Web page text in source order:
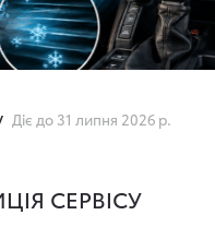
Діє до 31 липня 2026 р.
СЕРВІСУ